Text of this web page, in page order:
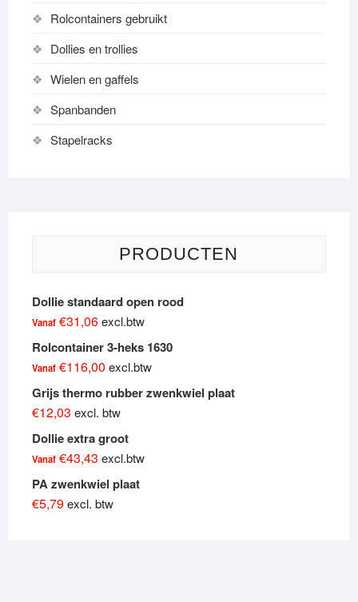
Rolcontainers gebruikt
Dollies en trollies
Wielen en gaffels
Spanbanden
Stapelracks
PRODUCTEN
Dollie standaard open rood
Vanaf €31,06excl.btw
Rolcontainer 3-heks 1630
Vanaf €116,00 excl.btw
Grijs thermo rubber zwenkwiel plaat
€12,03 excl. btw
Dollie extra groot
Vanaf €43,43 excl.btw
PA zwenkwiel plaat
€5,79excl. btw